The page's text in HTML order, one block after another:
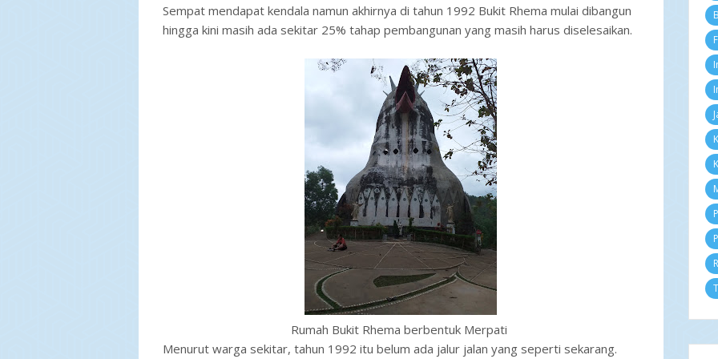
Sempat mendapat kendala namun akhirnya di tahun 1992 Bukit Rhema mulai dibangun
hingga kini masih ada sekitar 25% tahap pembangunan yang masih harus diselesaikan.
Rumah Bukit Rhema berbentuk Merpati
Menurut warga sekitar, tahun 1992 itu belum ada jalur jalan yang seperti sekarang.